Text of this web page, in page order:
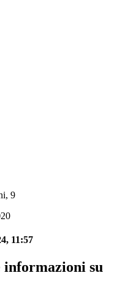
9
11:57
informazioni su